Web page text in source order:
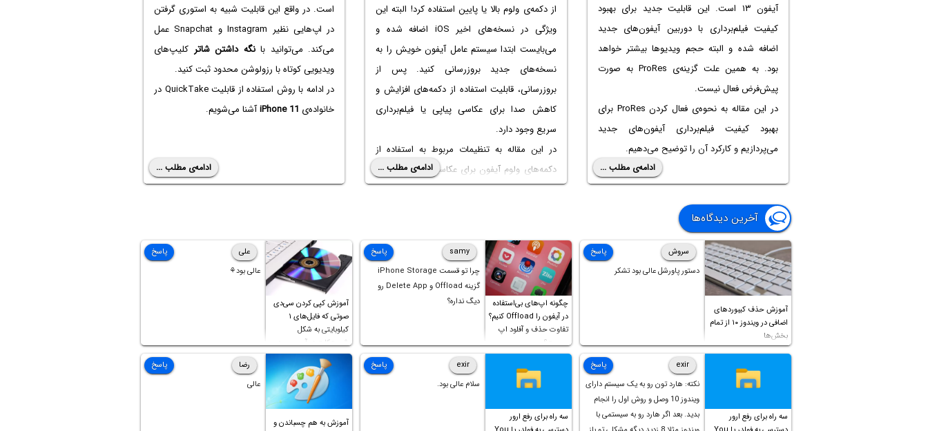
آیفون ۱۳ است. این قابلیت جدید برای بهبود
کیفیت فیلم‌برداری با دوربین آیفون‌های جدید
اضافه شده و البته حجم ویدیوها بیشتر خواهد
بود. به همین علت گزینه‌ی ProRes به صورت
پیش‌فرض فعال نیست.
در این مقاله به نحوه‌ی فعال کردن ProRes برای
بهبود کیفیت فیلم‌برداری آیفون‌های جدید
می‌پردازیم و کارکرد آن را توضیح می‌دهیم.
ادامه‌ی مطلب ...
از دکمه‌ی ولوم بالا یا پایین استفاده کرد! البته این
ویژگی در نسخه‌های اخیر iOS اضافه شده و
می‌بایست ابتدا سیستم عامل آیفون خویش را به
نسخه‌های جدید بروزرسانی کنید. پس از
بروزرسانی، قابلیت استفاده از دکمه‌های افزایش و
کاهش صدا برای عکاسی پیاپی یا فیلم‌برداری
سریع وجود دارد.
در این مقاله به تنظیمات مربوط به استفاده از
دکمه‌های ولوم آیفون برای عکاسی پیاپی یا Burst
Mode و همین‌طور فیلم‌برداری سریع یا
ادامه‌ی مطلب ...
است. در واقع این قابلیت شبیه به استوری گرفتن
در اپ‌هایی نظیر Instagram و Snapchat عمل
می‌کند. می‌توانید بانگه داشتن شاتر کلیپ‌های
ویدیویی کوتاه با رزولوشن محدود ثبت کنید.
در ادامه با روش استفاده از قابلیت QuickTake در
خانواده‌ی iPhone 11آشنا می‌شویم.
ادامه‌ی مطلب ...
آخرین دیدگاه‌ها
آموزش حذف کیبوردهای
اضافی در ویندوز ۱۰ از تمام
بخش‌ها
سروش
دستور پاورشل عالی بود تشکر
پاسخ
چگونه اپ‌های بی‌استفاده
در آیفون را Offload کنیم؟
تفاوت حذف و آفلود اپ
چیست؟
samy
چرا تو قسمت iPhone Storage
گزینه Offload و Delete App رو
دیگ نداره؟
پاسخ
آموزش کپی کردن سی‌دی
صوتی که فایل‌های ۱
کیلوبایتی به شکل
شورت‌کات در آن موجود
است!
علی
عالی بود⚘
پاسخ
سه راه برای رفع ارور
exir
نکته: هارد تون رو به یک سیستم دارای
ویندوز 10 وصل و روش اول را انجام
بدید. بعد اگر هارد رو به سیستمی با
پاسخ
سه راه برای رفع ارور
exir
سلام عالی بود.
پاسخ
آموزش به هم چسباندن و
رضا
عالی
پاسخ